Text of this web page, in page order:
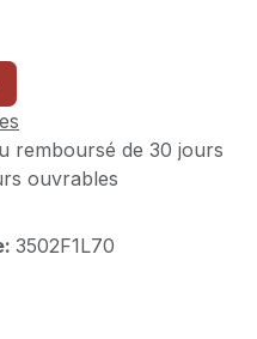
remboursé de 30 jours
ouvrables
3502F1L70